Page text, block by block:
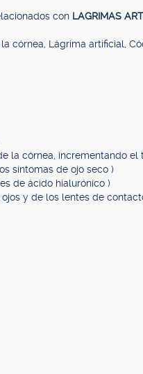
con LAGRIMAS
córnea, Lágrima artificial,
la córnea, incrementando el
síntomas de ojo seco )
de ácido hialurónico )
y de los lentes de